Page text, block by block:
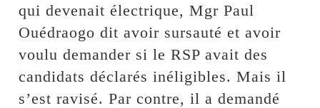
qui devenait électrique, Mgr Paul
Ouédraogo dit avoir sursauté et avoir
voulu demander si le RSP avait des
candidats déclarés inéligibles. Mais il
s’est ravisé. Par contre, il a demandé